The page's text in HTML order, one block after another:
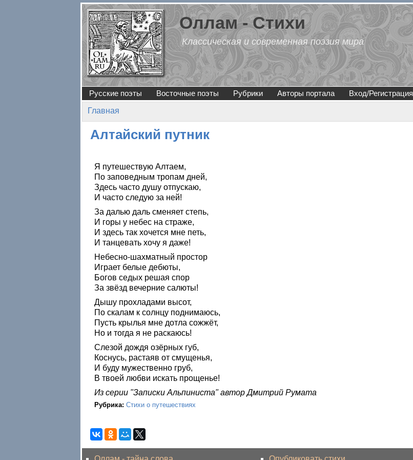
Перейти к основному содержанию
Оллам - Стихи
Классическая и современная поэзия мира
Русские поэты Восточные поэты Рубрики Авторы портала Вход/Регистрация
Вы здесь
Главная
Алтайский путник
Я путешествую Алтаем,
По заповедным тропам дней,
Здесь часто душу отпускаю,
И часто следую за ней!
За далью даль сменяет степь,
И горы у небес на страже,
И здесь так хочется мне петь,
И танцевать хочу я даже!
Небесно-шахматный простор
Играет белые дебюты,
Богов седых решая спор
За звёзд вечерние салюты!
Дышу прохладами высот,
По скалам к солнцу поднимаюсь,
Пусть крылья мне дотла сожжёт,
Но и тогда я не раскаюсь!
Слезой дождя озёрных губ,
Коснусь, растаяв от смущенья,
И буду мужественно груб,
В твоей любви искать прощенье!
Из серии "Записки Альпиниста" автор Дмитрий Румата
Рубрика: Стихи о путешествиях